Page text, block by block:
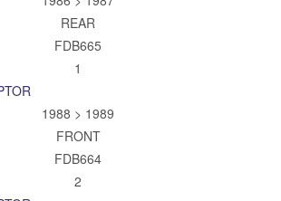
REAR
FDB665
1
1988 > 1989
FRONT
FDB664
2